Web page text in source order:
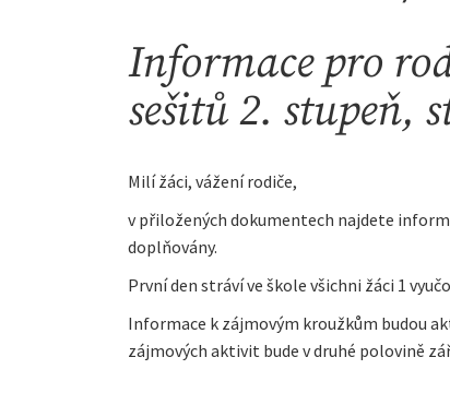
Informace pro
sešitů 2. stupeň,
Milí žáci, vážení rodiče,
v přiložených dokumentech najdete
doplňovány.
První den stráví ve škole všichni žáci 1
Informace k zájmovým kroužkům budou
zájmových aktivit bude v druhé polovině